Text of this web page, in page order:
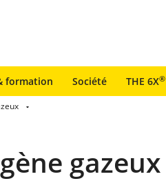
formation Société THE 6X®
gazeux